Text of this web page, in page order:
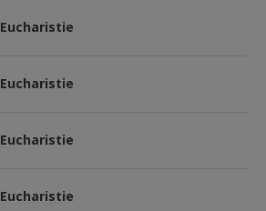
Eucharistie
Eucharistie
Eucharistie
Eucharistie